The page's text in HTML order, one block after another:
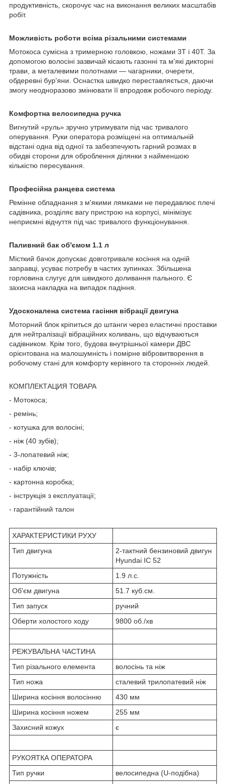
продуктивність, скорочує час на виконання великих масштабів
робіт.
Можливість роботи всіма різальними системами
Мотокоса сумісна з тримерною головкою, ножами 3T і 40T. За
допомогою волосіні зазвичай кісають газонні та м'які дикторні
трави, а металевими полотнами — чагарники, очерети,
обдеревні бур'яни. Оснастка швидко переставляється, даючи
змогу неодноразово змінювати її впродовж робочого періоду.
Комфортна велосипедна ручка
Вигнутий «руль» зручно утримувати під час тривалого
оперування. Руки оператора розміщені на оптимальній
відстані одна від одної та забезпечують гарний розмах в
обидві сторони для оброблення ділянки з найменшою
кількістю пересування.
Професійна ранцева система
Ремінне обладнання з м'якими лямками не передавлює плечі
садівника, розділяє вагу пристрою на корпусі, мінімізує
неприємні відчуття під час тривалого функціонування.
Паливний бак об'ємом 1.1 л
Місткий бачок допускає довготривале косіння на одній
заправці, усуває потребу в частих зупинках. Збільшена
горловина слугує для швидкого доливання пального. Є
захисна накладка на випадок падіння.
Удосконалена система гасіння вібрації двигуна
Моторний блок кріпиться до штанги через еластичні проставки
для нейтралізації вібраційних коливань, що відчуваються
садівником. Крім того, будова внутрішньої камери ДВС
орієнтована на малошумність і помірне вібровитворення в
робочому стані для комфорту керівного та сторонніх людей.
КОМПЛЕКТАЦИЯ ТОВАРА
- Мотокоса;
- ремінь;
- котушка для волосіні;
- ніж (40 зубів);
- 3-лопатевий ніж;
- набір ключів;
- картонна коробка;
- інструкція з експлуатації;
- гарантійний талон
ХАРАКТЕРИСТИКИ РУХУ
Тип двигуна
2-тактний бензиновий двигун
Hyundai IC 52
Потужність
1.9 л.с.
Об'єм двигуна
51.7 куб.см.
Тип запуск
ручний
Оберти холостого ходу
9800 об./хв
РЕЖУВАЛЬНА ЧАСТИНА
Тип різального елемента
волосінь та ніж
Тип ножа
сталевий трилопатевий ніж
Ширина косіння волосінню
430 мм
Ширина косіння ножем
255 мм
Захисний кожух
є
РУКОЯТКА ОПЕРАТОРА
Тип ручки
велосипедна (U-подібна)